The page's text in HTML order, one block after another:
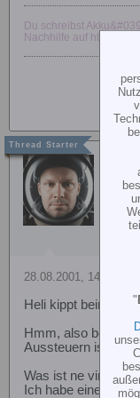
Du schreibst
Nachhilfe auf http://
28.08.2001, 14:55
Heli kippt beim
Hmm, also beim
Aussteuern ist klar,
Was ist ne virtuelle
Ich habe eine
"